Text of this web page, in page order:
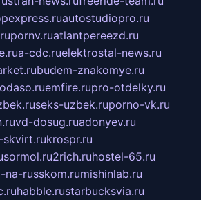
autostudiopro.ru
pornv.ruatlantpereezd.ru
a-cdc.ruelektrostal-news.ru
budem-znakomye.ru
emfire.rupro-otdelky.ru
seks-uzbek.ruporno-vk.ru
vd-dosug.ruadonyev.ru
skvirt.rukrospr.ru
sormol.ru2rich.ruhostel-65.ru
na-russkom.rumishinlab.ru
habble.rustarbucksvia.ru